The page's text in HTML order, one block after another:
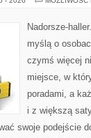
Nadorsze-
myślą o
czymś więcej
miejsce, w
poradami, a
i z większą
swoje podejście